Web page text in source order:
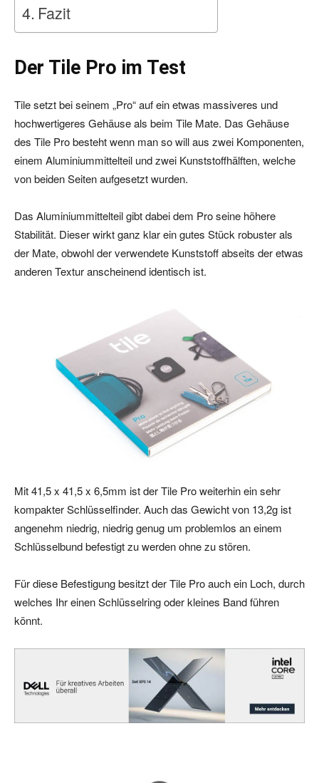
Fazit
Der Tile Pro im Test
Tile setzt bei seinem „Pro“ auf ein etwas massiveres und
hochwertigeres Gehäuse als beim Tile Mate. Das Gehäuse
des Tile Pro besteht wenn man so will aus zwei Komponenten,
einem Aluminiummittelteil und zwei Kunststoffhälften, welche
von beiden Seiten aufgesetzt wurden.
Das Aluminiummittelteil gibt dabei dem Pro seine höhere
Stabilität. Dieser wirkt ganz klar ein gutes Stück robuster als
der Mate, obwohl der verwendete Kunststoff abseits der etwas
anderen Textur anscheinend identisch ist.
Mit 41,5 x 41,5 x 6,5mm ist der Tile Pro weiterhin ein sehr
kompakter Schlüsselfinder. Auch das Gewicht von 13,2g ist
angenehm niedrig, niedrig genug um problemlos an einem
Schlüsselbund befestigt zu werden ohne zu stören.
Für diese Befestigung besitzt der Tile Pro auch ein Loch, durch
welches Ihr einen Schlüsselring oder kleines Band führen
könnt.